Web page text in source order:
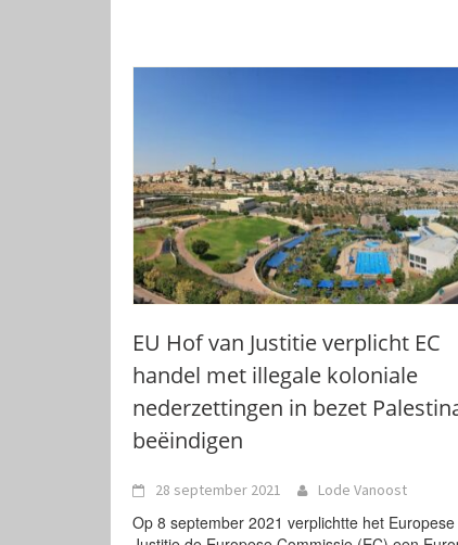
EU Hof van Justitie verplicht EC
handel met illegale koloniale
nederzettingen in bezet
beëindigen
28 september 2021 Lode Vanoost
Op 8 september 2021 verplichtte het